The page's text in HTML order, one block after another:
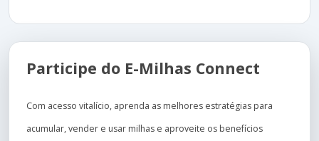
Participe do E-Milhas Connect
Com acesso vitalício, aprenda as melhores estratégias para
acumular, vender e usar milhas e aproveite os benefícios